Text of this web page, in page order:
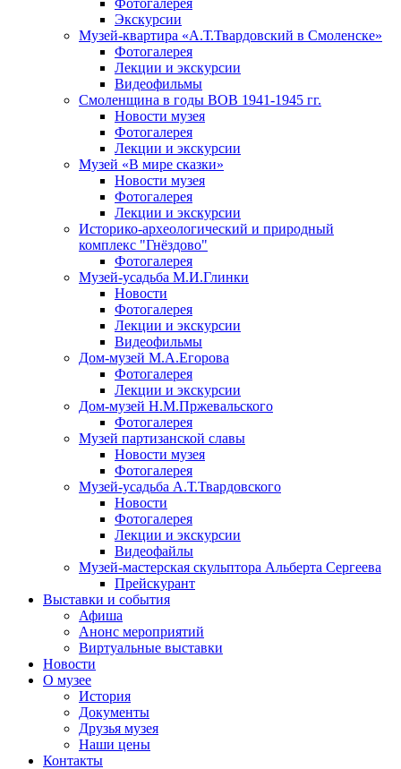
Фотогалерея
Экскурсии
Музей-квартира «А.Т.Твардовский в Смоленске»
Фотогалерея
Лекции и экскурсии
Видеофильмы
Смоленщина в годы ВОВ 1941-1945 гг.
Новости музея
Фотогалерея
Лекции и экскурсии
Музей «В мире сказки»
Новости музея
Фотогалерея
Лекции и экскурсии
Историко-археологический и природный
комплекс "Гнёздово"
Фотогалерея
Музей-усадьба М.И.Глинки
Новости
Фотогалерея
Лекции и экскурсии
Видеофильмы
Дом-музей М.А.Егорова
Фотогалерея
Лекции и экскурсии
Дом-музей Н.М.Пржевальского
Фотогалерея
Музей партизанской славы
Новости музея
Фотогалерея
Музей-усадьба А.Т.Твардовского
Новости
Фотогалерея
Лекции и экскурсии
Видеофайлы
Музей-мастерская скульптора Альберта Сергеева
Прейскурант
Выставки и события
Афиша
Анонс мероприятий
Виртуальные выставки
Новости
О музее
История
Документы
Друзья музея
Наши цены
Контакты